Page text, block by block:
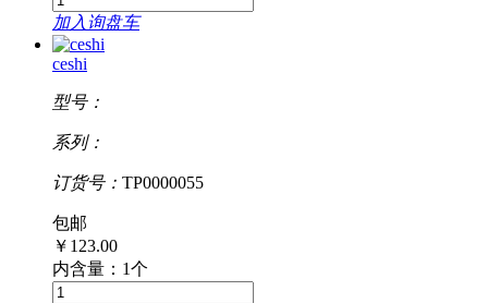
加入询盘车
ceshi
型号：
系列：
订货号： TP0000055
包邮
￥ 123.00
内含量：1个